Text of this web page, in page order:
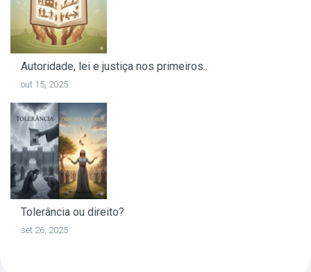
Autoridade, lei e justiça nos primeiros..
out 15, 2025
Tolerância ou direito?
set 26, 2025